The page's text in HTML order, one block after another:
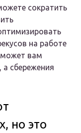
сократить
на работе
вам
сбережения
но это